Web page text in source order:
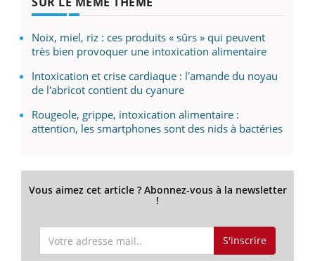
Noix, miel, riz : ces produits « sûrs » qui peuvent
très bien provoquer une intoxication alimentaire
Intoxication et crise cardiaque : l'amande du noyau
de l'abricot contient du cyanure
Rougeole, grippe, intoxication alimentaire :
attention, les smartphones sont des nids à bactéries
Vous aimez cet article ? Abonnez-vous à la newsletter
!
S'inscrire